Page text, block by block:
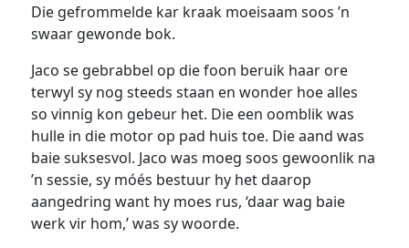
Die gefrommelde kar kraak moeisaam soos ’n
swaar gewonde bok.
Jaco se gebrabbel op die foon beruik haar ore
terwyl sy nog steeds staan en wonder hoe alles
so vinnig kon gebeur het. Die een oomblik was
hulle in die motor op pad huis toe. Die aand was
baie suksesvol. Jaco was moeg soos gewoonlik na
’n sessie, sy móés bestuur hy het daarop
aangedring want hy moes rus, ‘daar wag baie
werk vir hom,’ was sy woorde.